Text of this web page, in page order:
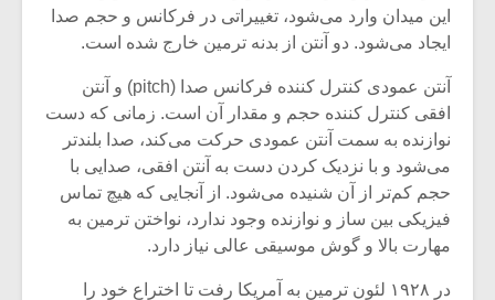
این میدان وارد می‌شود، تغییراتی در فرکانس و حجم صدا
ایجاد می‌شود. دو آنتن از بدنه ترمین خارج شده است.
آنتن عمودی کنترل کننده فرکانس صدا (pitch) و آنتن
افقی کنترل کننده حجم و مقدار آن است. زمانی که دست
نوازنده به سمت آنتن عمودی حرکت می‌کند، صدا بلندتر
می‌شود و با نزدیک کردن دست به آنتن افقی، صدایی با
حجم کم‌تر از آن شنیده می‌شود. از آنجایی که هیچ تماس
فیزیکی بین ساز و نوازنده وجود ندارد، نواختن ترمین به
مهارت بالا و گوش موسیقی عالی نیاز دارد.
در ۱۹۲۸ لئون ترمین به آمریکا رفت تا اختراع خود را